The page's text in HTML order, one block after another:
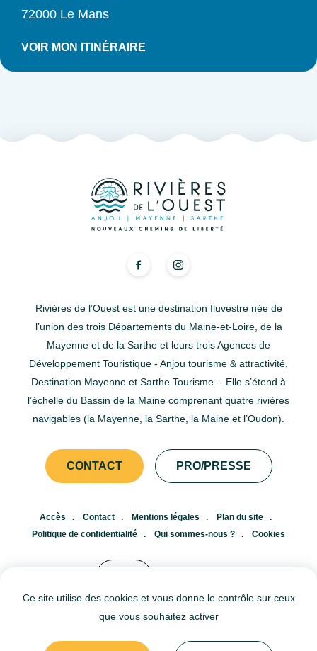
72000 Le Mans
VOIR MON ITINÉRAIRE
Rivières de l’Ouest est une destination fluvestre née de
l’union des trois Départements du Maine-et-Loire, de la
Mayenne et de la Sarthe et leurs trois Agences de
Développement Touristique - Anjou tourisme & attractivité,
Destination Mayenne et Sarthe Tourisme -. Elle s’étend à
l’échelle du Bassin de la Maine comprenant quatre rivières
navigables (la Mayenne, la Sarthe, la Maine et l’Oudon).
CONTACT PRO/PRESSE
Accès Contact Mentions légales
Plan du site
Politique de confidentialité
Qui sommes-nous ? Cookies
© Agence Départementale du Tourisme et d'Attractivité de l'Anjou ©
Ce site utilise des cookies et vous donne le contrôle sur ceux
que vous souhaitez activer